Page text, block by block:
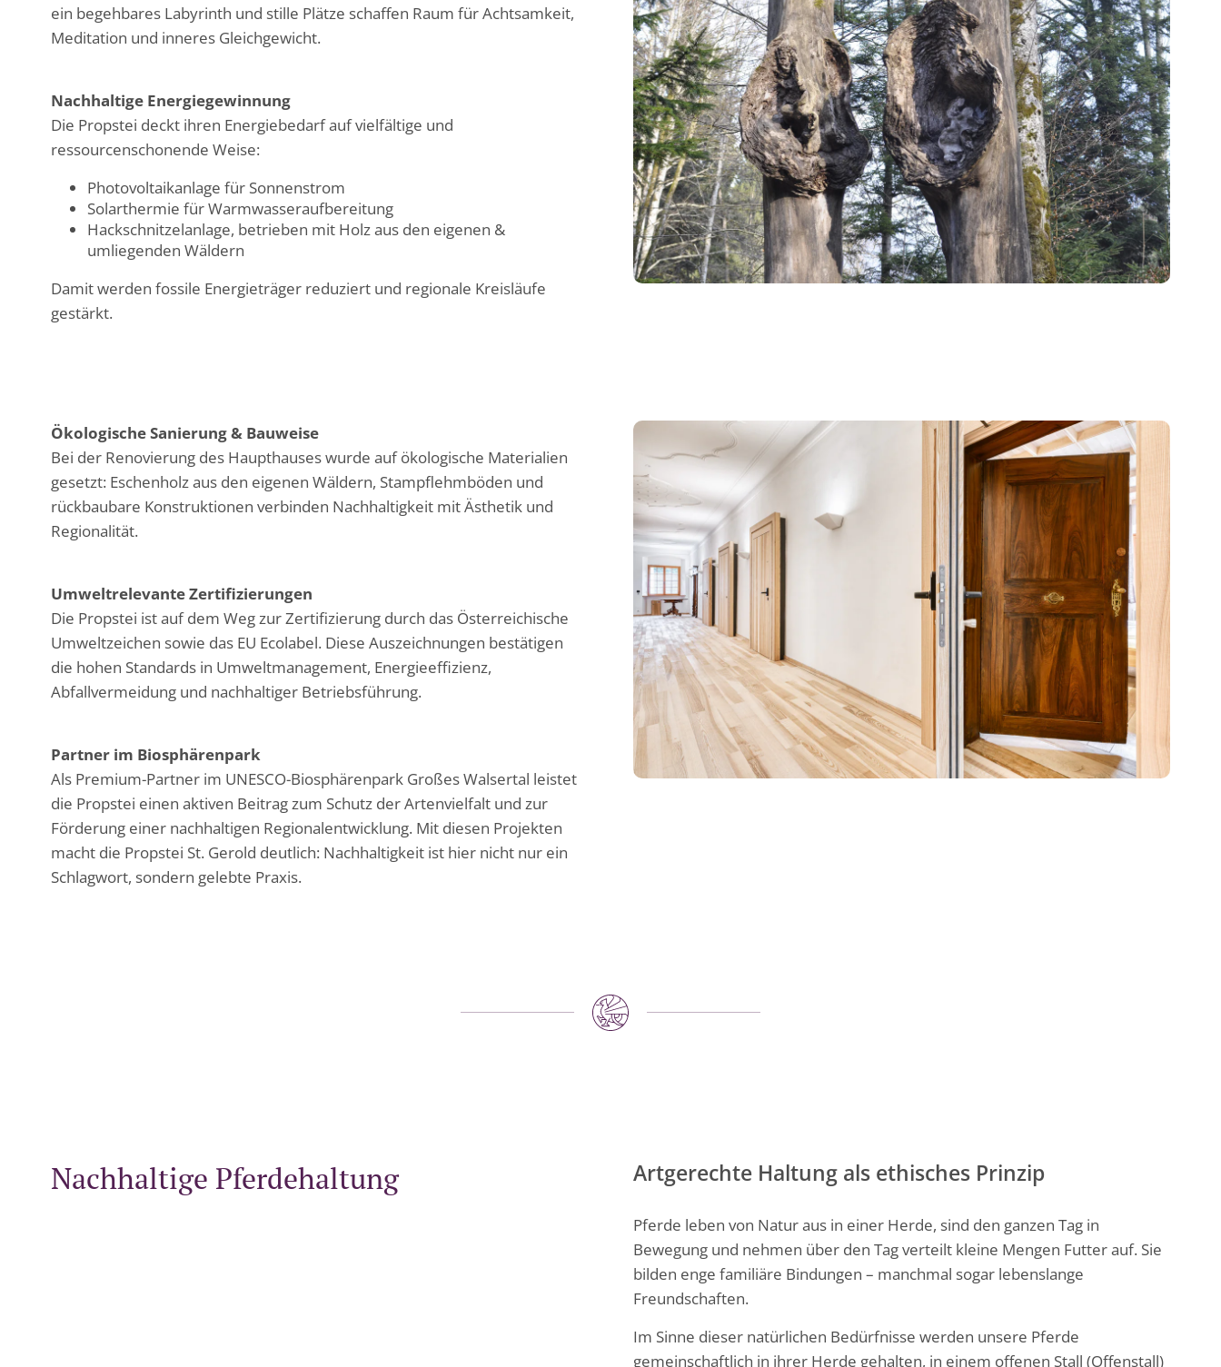
ein begehbares Labyrinth und stille Plätze schaffen Raum für Achtsamkeit,
Meditation und inneres Gleichgewicht.
Nachhaltige Energiegewinnung
Die Propstei deckt ihren Energiebedarf auf vielfältige und
ressourcenschonende Weise:
Photovoltaikanlage für Sonnenstrom
Solarthermie für Warmwasseraufbereitung
Hackschnitzelanlage, betrieben mit Holz aus den eigenen &
umliegenden Wäldern
Damit werden fossile Energieträger reduziert und regionale Kreisläufe
gestärkt.
Ökologische Sanierung & Bauweise
Bei der Renovierung des Haupthauses wurde auf ökologische Materialien
gesetzt: Eschenholz aus den eigenen Wäldern, Stampflehmböden und
rückbaubare Konstruktionen verbinden Nachhaltigkeit mit Ästhetik und
Regionalität.
Umweltrelevante Zertifizierungen
Die Propstei ist auf dem Weg zur Zertifizierung durch das Österreichische
Umweltzeichen sowie das EU Ecolabel. Diese Auszeichnungen bestätigen
die hohen Standards in Umweltmanagement, Energieeffizienz,
Abfallvermeidung und nachhaltiger Betriebsführung.
Partner im Biosphärenpark
Als Premium-Partner im UNESCO-Biosphärenpark Großes Walsertal leistet
die Propstei einen aktiven Beitrag zum Schutz der Artenvielfalt und zur
Förderung einer nachhaltigen Regionalentwicklung. Mit diesen Projekten
macht die Propstei St. Gerold deutlich: Nachhaltigkeit ist hier nicht nur ein
Schlagwort, sondern gelebte Praxis.
Nachhaltige Pferdehaltung Artgerechte Haltung als ethisches Prinzip
Pferde leben von Natur aus in einer Herde, sind den ganzen Tag in
Bewegung und nehmen über den Tag verteilt kleine Mengen Futter auf. Sie
bilden enge familiäre Bindungen – manchmal sogar lebenslange
Freundschaften.
Im Sinne dieser natürlichen Bedürfnisse werden unsere Pferde
gemeinschaftlich in ihrer Herde gehalten, in einem offenen Stall (Offenstall)